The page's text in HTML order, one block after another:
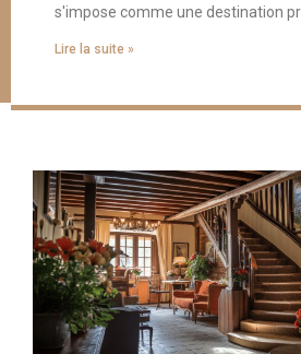
s'impose comme une destination
Lire la suite »